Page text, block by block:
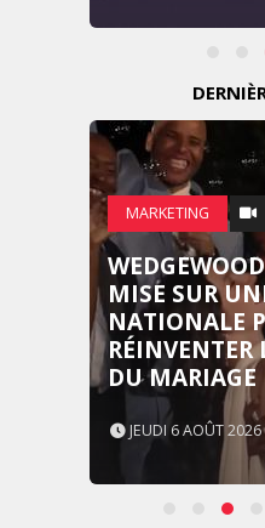
MARKETING
MISE SUR
NATIONALE
RÉINVENTER
DU MARIAGE
JEUDI 6 AOÛT 2026